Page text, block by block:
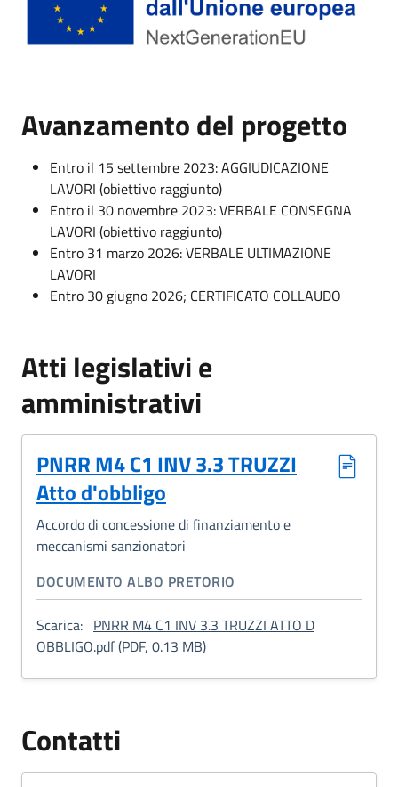
Avanzamento del progetto
Entro il 15 settembre 2023: AGGIUDICAZIONE
LAVORI (obiettivo raggiunto)
Entro il 30 novembre 2023: VERBALE CONSEGNA
LAVORI (obiettivo raggiunto)
Entro 31 marzo 2026: VERBALE ULTIMAZIONE
LAVORI
Entro 30 giugno 2026; CERTIFICATO COLLAUDO
Atti legislativi e
amministrativi
PNRR M4 C1 INV 3.3 TRUZZI
Atto d'obbligo
Accordo di concessione di finanziamento e
meccanismi sanzionatori
CATEGORIA CORRELATA:
DOCUMENTO ALBO PRETORIO
Scarica: PNRR M4 C1 INV 3.3 TRUZZI ATTO D
OBBLIGO.pdf (PDF, 0.13 MB): PNRR M4 C1 INV 3.3 TRUZZI
Contatti